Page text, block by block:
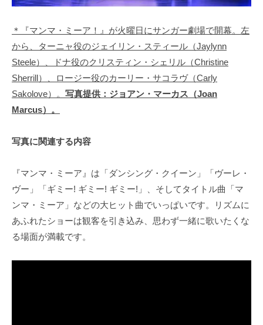
＊『マンマ・ミーア！』が火曜日にサンガー劇場で開幕。左
から、ターニャ役のジェイリン・スティール（Jaylynn
Steele）、ドナ役のクリスティン・シェリル（Christine
Sherrill）、ロージー役のカーリー・サコラヴ（Carly
Sakolove）。 写真提供：ジョアン・マーカス（Joan
Marcus）。
写真に関連する内容
『マンマ・ミーア』は「ダンシング・クイーン」「ヴーレ・
ヴー」「ギミー! ギミー! ギミー!」、そしてタイトル曲「マ
ンマ・ミーア」などの大ヒット曲でいっぱいです。リズムに
あふれたショーは観客を引き込み、思わず一緒に歌いたくな
る場面が満載です。